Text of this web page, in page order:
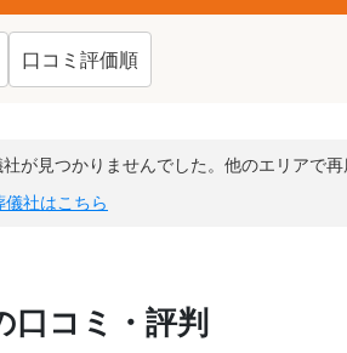
口コミ評価順
が見つかりませんでした。他のエリアで再
儀社はこちら
口コミ・評判